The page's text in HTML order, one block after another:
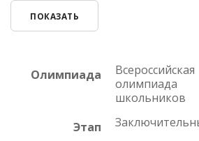
ПОКАЗАТЬ
Олимпиада
Всероссийская
олимпиада
школьников
Этап